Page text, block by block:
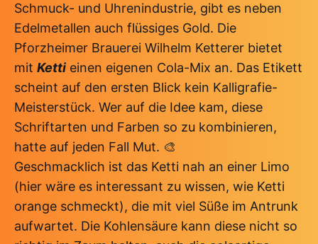
Schmuck- und Uhrenindustrie, gibt es neben
Edelmetallen auch flüssiges Gold. Die
Pforzheimer Brauerei Wilhelm Ketterer bietet
mit Ketti einen eigenen Cola-Mix an. Das Etikett
scheint auf den ersten Blick kein Kalligrafie-
Meisterstück. Wer auf die Idee kam, diese
Schriftarten und Farben so zu kombinieren,
hatte auf jeden Fall Mut. 🎨
Geschmacklich ist das Ketti nah an einer Limo
(hier wäre es interessant zu wissen, wie Ketti
orange schmeckt), die mit viel Süße im Antrunk
aufwartet. Die Kohlensäure kann diese nicht so